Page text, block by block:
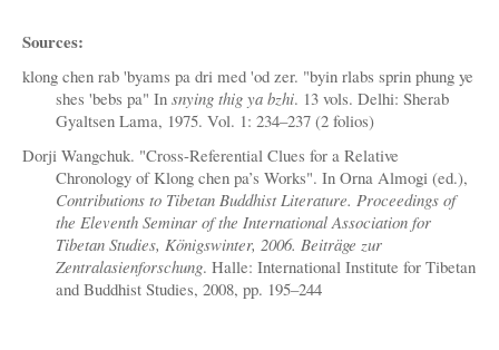
Sources:
klong chen rab 'byams pa dri med 'od zer. "byin rlabs sprin phung ye
shes 'bebs pa" In snying thig ya bzhi. 13 vols. Delhi: Sherab
Gyaltsen Lama, 1975. Vol. 1: 234–237 (2 folios)
Dorji Wangchuk. "Cross-Referential Clues for a Relative
Chronology of Klong chen pa’s Works". In Orna Almogi (ed.),
Contributions to Tibetan Buddhist Literature. Proceedings of
the Eleventh Seminar of the International Association for
Tibetan Studies, Königswinter, 2006. Beiträge zur
Zentralasienforschung. Halle: International Institute for Tibetan
and Buddhist Studies, 2008, pp. 195–244